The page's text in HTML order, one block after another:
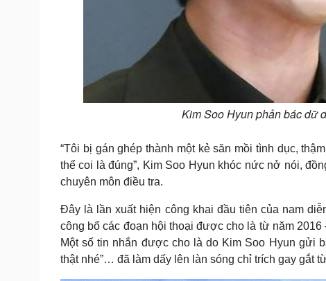
Kim Soo Hyun phản bác dữ
“Tôi bị gán ghép thành một kẻ săn mồi tình dục,
thể coi là đúng”, Kim Soo Hyun khóc nức nở nói,
chuyên môn điều tra.
Đây là lần xuất hiện công khai đầu tiên của nam
công bố các đoạn hội thoại được cho là từ năm
Một số tin nhắn được cho là do Kim Soo Hyun gửi
thật nhé”… đã làm dấy lên làn sóng chỉ trích gay gắt